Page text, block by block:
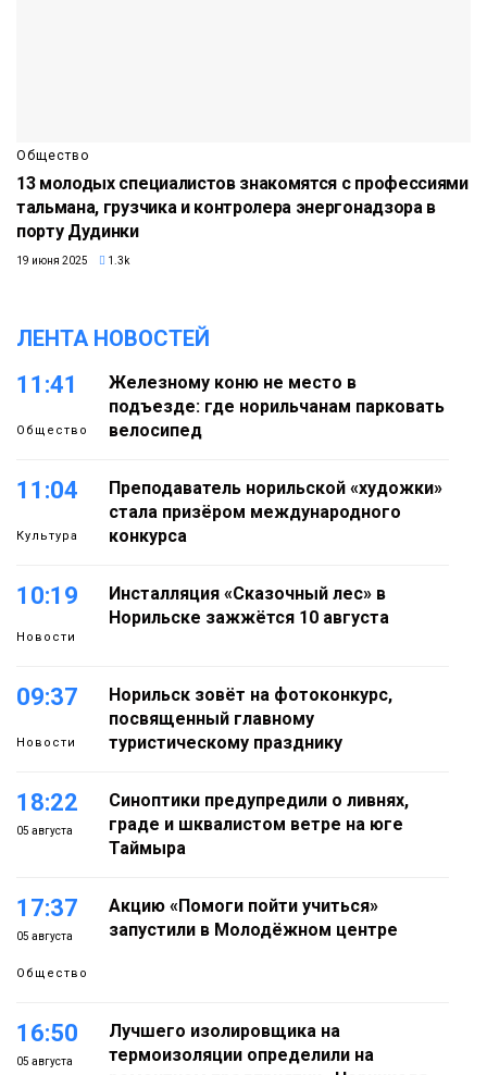
Общество
13 молодых специалистов знакомятся с профессиями
тальмана, грузчика и контролера энергонадзора в
порту Дудинки
19 июня 2025 1.3k
ЛЕНТА НОВОСТЕЙ
11:41
Общество
Железному коню не место в
подъезде: где норильчанам парковать
велосипед
11:04
Культура
Преподаватель норильской «художки»
стала призёром международного
конкурса
10:19
Новости
Инсталляция «Сказочный лес» в
Норильске зажжётся 10 августа
09:37
Новости
Норильск зовёт на фотоконкурс,
посвященный главному
туристическому празднику
18:22
05 августа
Синоптики предупредили о ливнях,
граде и шквалистом ветре на юге
Таймыра
17:37
05 августа
Общество
Акцию «Помоги пойти учиться»
запустили в Молодёжном центре
16:50
05 августа
Лучшего изолировщика на
термоизоляции определили на